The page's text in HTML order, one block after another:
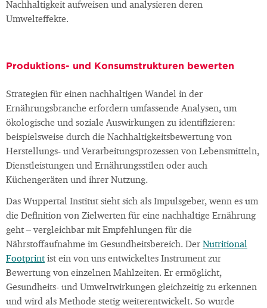
Nachhaltigkeit aufweisen und analysieren deren
Umwelteffekte.
Produktions- und Konsumstrukturen bewerten
Strategien für einen nachhaltigen Wandel in der
Ernährungsbranche erfordern umfassende Analysen, um
ökologische und soziale Auswirkungen zu identifizieren:
beispielsweise durch die Nachhaltigkeitsbewertung von
Herstellungs- und Verarbeitungsprozessen von Lebensmitteln,
Dienstleistungen und Ernährungsstilen oder auch
Küchengeräten und ihrer Nutzung.
Das Wuppertal Institut sieht sich als Impulsgeber, wenn es um
die Definition von Zielwerten für eine nachhaltige Ernährung
geht – vergleichbar mit Empfehlungen für die
Nährstoffaufnahme im Gesundheitsbereich. Der Nutritional
Footprintist ein von uns entwickeltes Instrument zur
Bewertung von einzelnen Mahlzeiten. Er ermöglicht,
Gesundheits- und Umweltwirkungen gleichzeitig zu erkennen
und wird als Methode stetig weiterentwickelt. So wurde